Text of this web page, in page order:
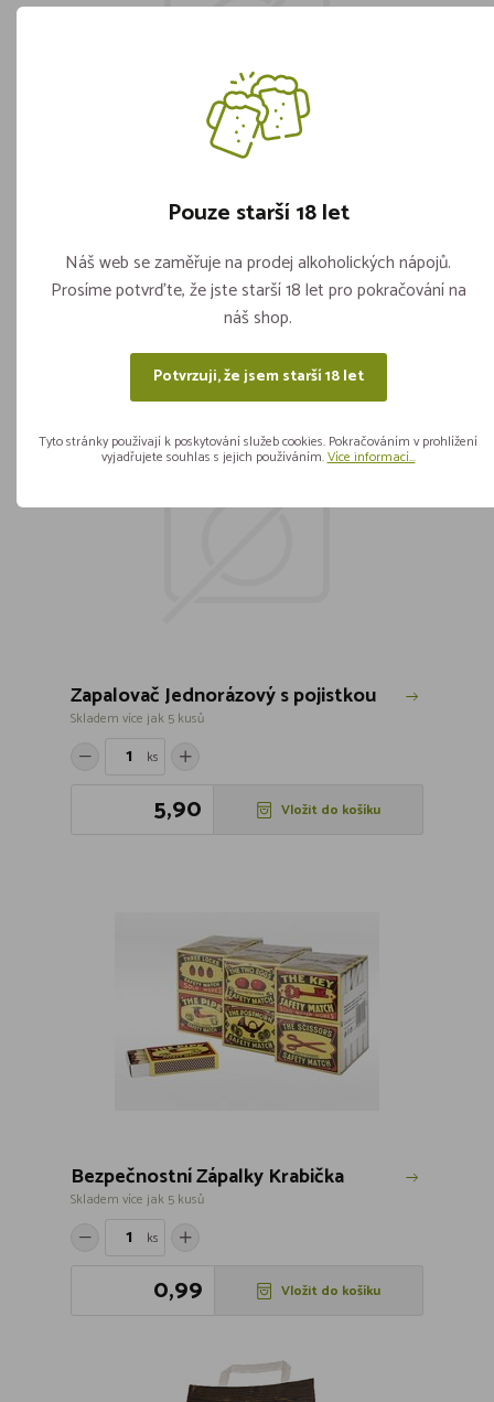
20ks/role (3role v bal)
Vložit do košíku
Zapalovač Jednorázový s pojistkou
Skladem více jak 5 kusů
ks
5,90 Vložit do košíku
Bezpečnostní Zápalky Krabička
Skladem více jak 5 kusů
ks
0,99 Vložit do košíku
Pouze starší 18 let
Náš web se zaměřuje na prodej alkoholických nápojů.
Prosíme potvrďte, že jste starší 18 let pro pokračování na
náš shop.
Potvrzuji, že jsem starší 18 let
Tyto stránky používají k poskytování služeb cookies. Pokračováním v prohlížení
vyjadřujete souhlas s jejich používáním.Více informací...